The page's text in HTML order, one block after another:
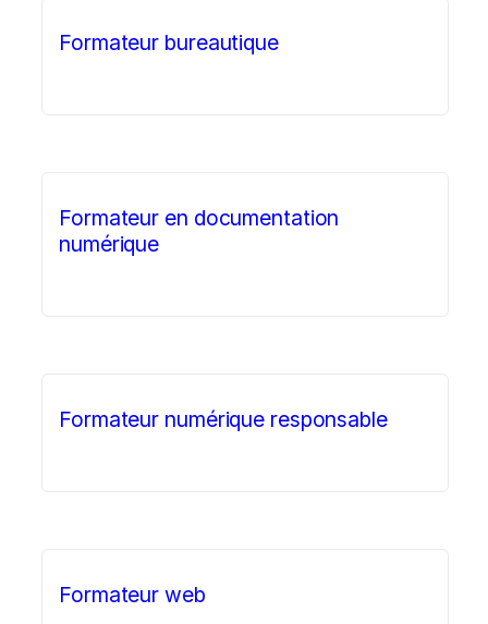
Formateur bureautique
Formateur en documentation
numérique
Formateur numérique responsable
Formateur web